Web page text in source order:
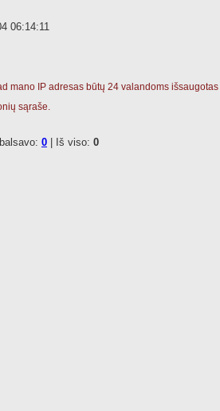
06:14:11
mano IP adresas būtų 24 valandoms išsaugotas
sąraše.
0 | Iš viso: 0